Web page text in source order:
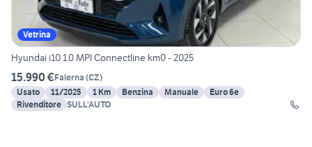
Vetrina
Hyundai i10 1.0 MPI Connectline km0 - 2025
15.990 €Falerna (CZ)
Usato
11/2025 1 Km Benzina Manuale
Euro 6e
Rivenditore SULL'AUTO